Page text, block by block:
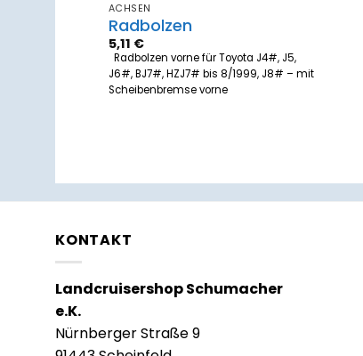
ACHSEN
Radbolzen
5,11 €
Radbolzen vorne für Toyota J4#, J5,
J6#, BJ7#, HZJ7# bis 8/1999, J8# – mit
Scheibenbremse vorne
KONTAKT
Landcruisershop Schumacher
e.K.
Nürnberger Straße 9